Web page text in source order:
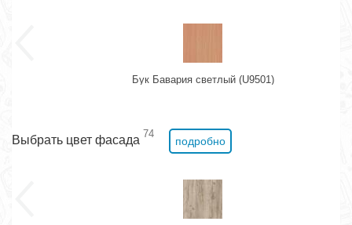
Бук Бавария светлый (U9501)
Выбрать цвет фасада 74
подробно